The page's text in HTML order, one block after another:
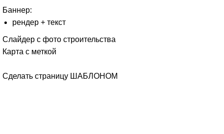
Баннер:
рендер + текст
Слайдер с фото строительства
Карта с меткой
Сделать страницу ШАБЛОНОМ